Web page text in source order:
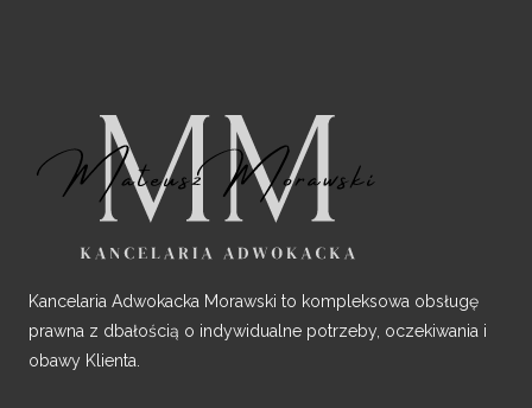
Kancelaria Adwokacka Morawski to kompleksowa obsługę
prawna z dbałością o indywidualne potrzeby, oczekiwania i
obawy Klienta.